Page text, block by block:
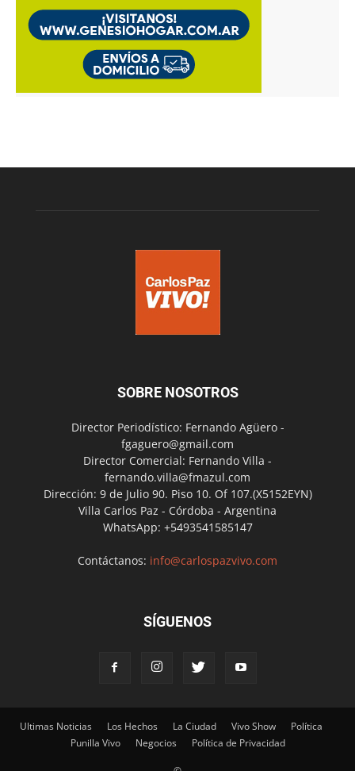
SOBRE NOSOTROS
Director Periodístico: Fernando Agüero -
fgaguero@gmail.com
Director Comercial: Fernando Villa -
fernando.villa@fmazul.com
Dirección: 9 de Julio 90. Piso 10. Of 107.(X5152EYN)
Villa Carlos Paz - Córdoba - Argentina
WhatsApp: +5493541585147
Contáctanos: info@carlospazvivo.com
SÍGUENOS
Ultimas Noticias Los Hechos La Ciudad Vivo Show
Política
Punilla Vivo
Negocios Política de Privacidad